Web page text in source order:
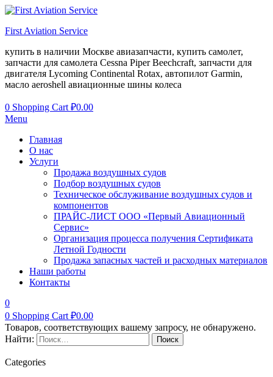
First Aviation Service
купить в наличии Москве авиазапчасти, купить самолет,
запчасти для самолета Cessna Piper Beechcraft, запчасти для
двигателя Lycoming Continental Rotax, автопилот Garmin,
масло aeroshell авиационные шины колеса
0 Shopping Cart ₽0.00
Menu
Главная
О нас
Услуги
Продажа воздушных судов
Подбор воздушных судов
Техническое обслуживание воздушных судов и
компонентов
ПРАЙС-ЛИСТ ООО «Первый Авиационный
Сервис»
Организация процесса получения Сертификата
Летной Годности
Продажа запасных частей и расходных материалов
Наши работы
Контакты
0
0 Shopping Cart ₽0.00
Товаров, соответствующих вашему запросу, не обнаружено.
Найти:
Categories